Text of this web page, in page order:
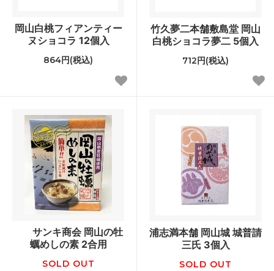
岡山白桃フィアンティー
ヌショコラ 12個入
864円(税込)
竹久夢二本舗敷島堂 岡山
白桃ショコラ夢二 5個入
712円(税込)
サンキ商会 岡山の牡
蠣めしの素 2合用
SOLD OUT
浦志満本舗 岡山城 城普請
三氏 3個入
SOLD OUT